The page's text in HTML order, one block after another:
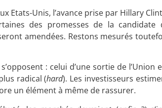
Etats-Unis, l’avance prise par Hillary
des promesses de la candidate
amendées. Restons mesurés
: celui d’une sortie de
radical (hard). Les investisseurs
un élément à même de rassurer.